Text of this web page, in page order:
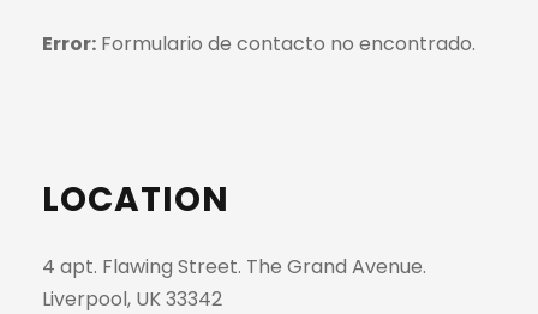
Error: Formulario de contacto no encontrado.
LOCATION
4 apt. Flawing Street. The Grand Avenue.
Liverpool, UK 33342